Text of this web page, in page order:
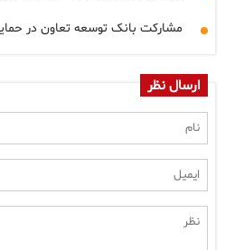
مشارکت بانک توسعه تعاون در
ارسال نظر